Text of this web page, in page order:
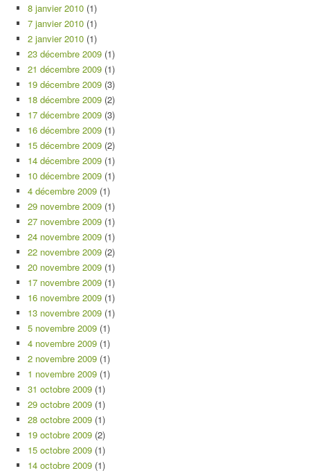
8 janvier 2010 (1)
7 janvier 2010 (1)
2 janvier 2010 (1)
23 décembre 2009 (1)
21 décembre 2009 (1)
19 décembre 2009 (3)
18 décembre 2009 (2)
17 décembre 2009 (3)
16 décembre 2009 (1)
15 décembre 2009 (2)
14 décembre 2009 (1)
10 décembre 2009 (1)
4 décembre 2009 (1)
29 novembre 2009 (1)
27 novembre 2009 (1)
24 novembre 2009 (1)
22 novembre 2009 (2)
20 novembre 2009 (1)
17 novembre 2009 (1)
16 novembre 2009 (1)
13 novembre 2009 (1)
5 novembre 2009 (1)
4 novembre 2009 (1)
2 novembre 2009 (1)
1 novembre 2009 (1)
31 octobre 2009 (1)
29 octobre 2009 (1)
28 octobre 2009 (1)
19 octobre 2009 (2)
15 octobre 2009 (1)
14 octobre 2009 (1)